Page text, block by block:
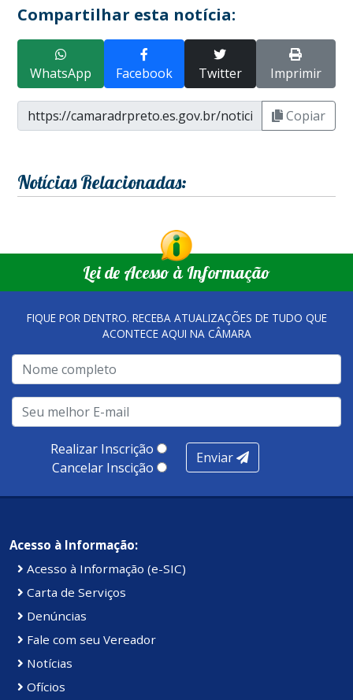
Compartilhar esta notícia:
WhatsApp Facebook Twitter Imprimir
Copiar
Notícias Relacionadas:
Lei de Acesso à Informação
FIQUE POR DENTRO. RECEBA ATUALIZAÇÕES DE TUDO QUE
ACONTECE AQUI NA CÂMARA
Realizar Inscrição
Cancelar Inscição
Enviar
Acesso à Informação:
Acesso à Informação (e-SIC)
Carta de Serviços
Denúncias
Fale com seu Vereador
Notícias
Ofícios